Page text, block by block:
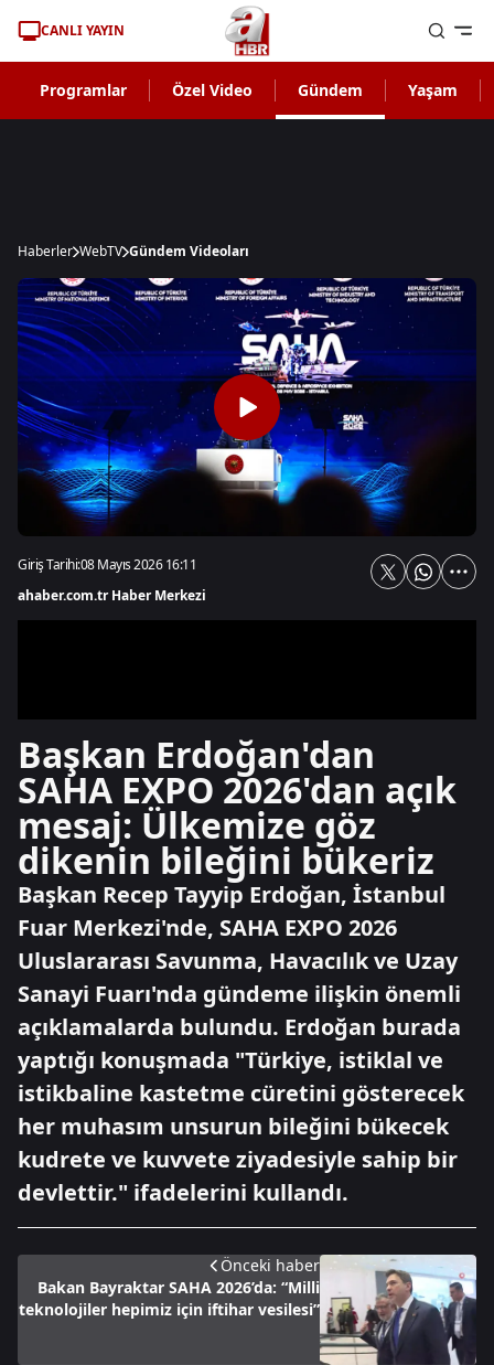
CANLI YAYIN
Programlar Özel Video Gündem Yaşam
Haberler WebTV Gündem Videoları
Giriş Tarihi:08 Mayıs 2026 16:11
ahaber.com.tr Haber Merkezi
Başkan Erdoğan'dan
SAHA EXPO 2026'dan açık
mesaj: Ülkemize göz
dikenin bileğini bükeriz
Başkan Recep Tayyip Erdoğan, İstanbul
Fuar Merkezi'nde, SAHA EXPO 2026
Uluslararası Savunma, Havacılık ve Uzay
Sanayi Fuarı'nda gündeme ilişkin önemli
açıklamalarda bulundu. Erdoğan burada
yaptığı konuşmada "Türkiye, istiklal ve
istikbaline kastetme cüretini gösterecek
her muhasım unsurun bileğini bükecek
kudrete ve kuvvete ziyadesiyle sahip bir
devlettir." ifadelerini kullandı.
Önceki haber
Bakan Bayraktar SAHA 2026’da: “Milli
teknolojiler hepimiz için iftihar vesilesi”